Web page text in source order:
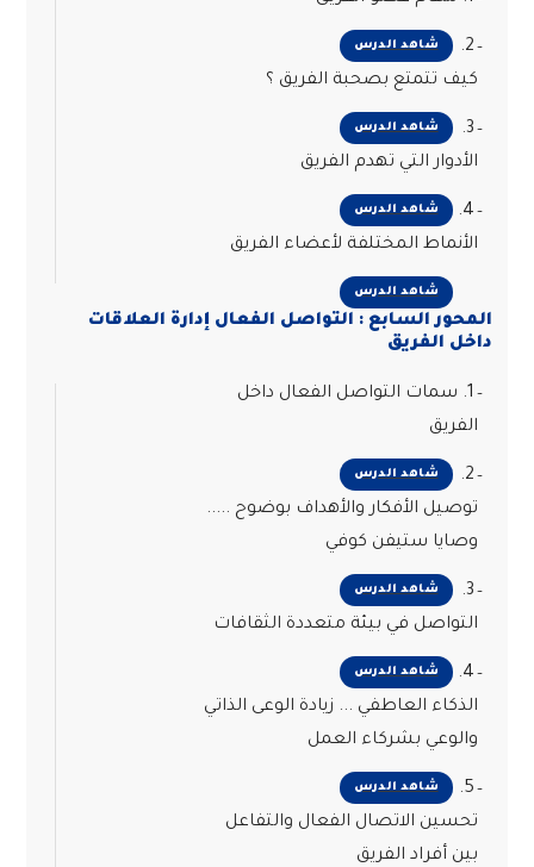
شاهد الدرس
2.
كيف تتمتع بصحبة الفريق ؟
شاهد الدرس
3.
الأدوار التي تهدم الفريق
شاهد الدرس
4.
الأنماط المختلفة لأعضاء الفريق
شاهد الدرس
المحور السابع : التواصل الفعال إدارة العلاقات
داخل الفريق
1. سمات التواصل الفعال داخل
الفريق
شاهد الدرس
2.
توصيل الأفكار والأهداف بوضوح .....
وصايا ستيفن كوفي
شاهد الدرس
3.
التواصل في بيئة متعددة الثقافات
شاهد الدرس
4.
الذكاء العاطفي ... زيادة الوعى الذاتي
والوعي بشركاء العمل
شاهد الدرس
5.
تحسين الاتصال الفعال والتفاعل
بين أفراد الفريق